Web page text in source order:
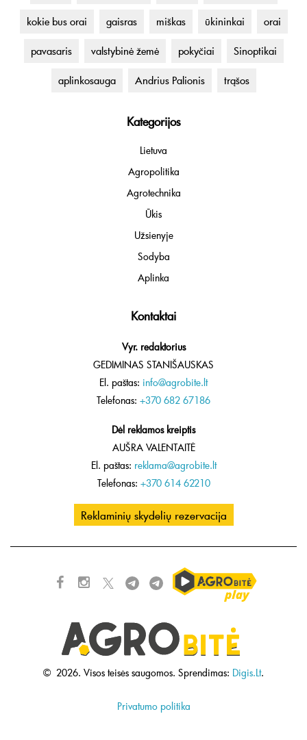
kokie bus orai gaisras miškas ūkininkai orai
pavasaris valstybinė žemė pokyčiai Sinoptikai
aplinkosauga Andrius Palionis trąšos
Kategorijos
Lietuva
Agropolitika
Agrotechnika
Ūkis
Užsienyje
Sodyba
Aplinka
Kontaktai
Vyr. redaktorius
GEDIMINAS STANIŠAUSKAS
El. paštas: info@agrobite.lt
Telefonas: +370 682 67186
Dėl reklamos kreiptis
AUŠRA VALENTAITĖ
El. paštas: reklama@agrobite.lt
Telefonas: +370 614 62210
Reklaminių skydelių rezervacija
© 2026. Visos teisės saugomos. Sprendimas: Digis.Lt.
Privatumo politika